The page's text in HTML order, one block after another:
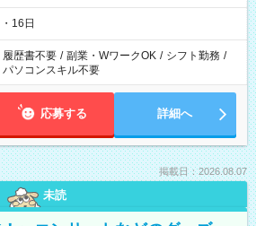
16日
履歴書不要 / 副業・WワークOK / シフト勤務 /
パソコンスキル不要
応募する 詳細へ
掲載日：2026.08.07
未読